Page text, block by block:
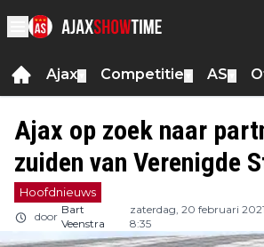
Ajax Competitie AS
Ajax op zoek naar
zuiden van Verenigde
Hoofdnieuws
door
Bart
Veenstra
zaterdag, 20 februari
8:35